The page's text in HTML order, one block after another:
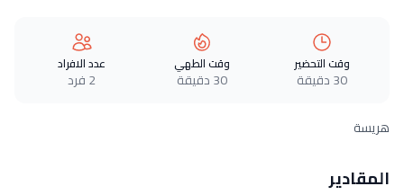
وقت التحضير
30 دقيقة
وقت الطهي
30 دقيقة
عدد الافراد
2 فرد
هريسة
المقادير